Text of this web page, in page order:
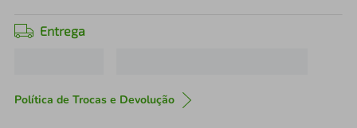
Entrega
Política de Trocas e Devolução